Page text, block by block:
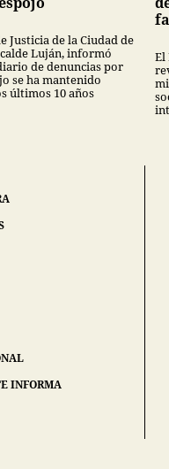
Justicia de la Ciudad de
Luján, informó
de denuncias por
se ha mantenido
últimos 10 años
El
INFORMA